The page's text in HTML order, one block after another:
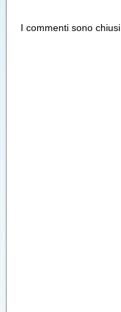
I commenti sono chiusi.